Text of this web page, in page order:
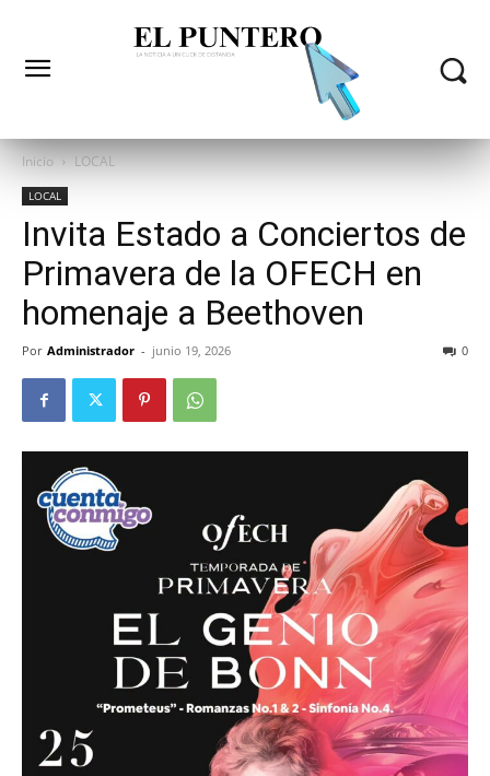
Inicio LOCAL
LOCAL
Invita Estado a Conciertos de
Primavera de la OFECH en
homenaje a Beethoven
Por Administrador - junio 19, 2026 0